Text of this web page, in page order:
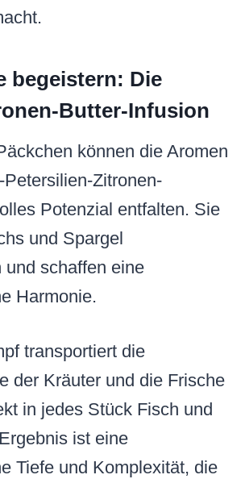
begeistern: Die
Butter-Infusion
können die Aromen
Zitronen-
Potenzial entfalten. Sie
und Spargel
und schaffen eine
Harmonie.
transportiert die
der Kräuter und die Frische
in jedes Stück Fisch und
ist eine
Tiefe und Komplexität, die